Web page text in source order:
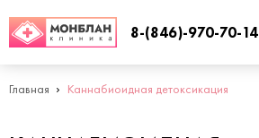
8-(846)-970-70-14
Главная Каннабиоидная детоксикация